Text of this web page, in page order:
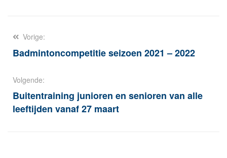
Vorige:
Badmintoncompetitie seizoen 2021 – 2022
Volgende:
Buitentraining junioren en senioren van alle
leeftijden vanaf 27 maart